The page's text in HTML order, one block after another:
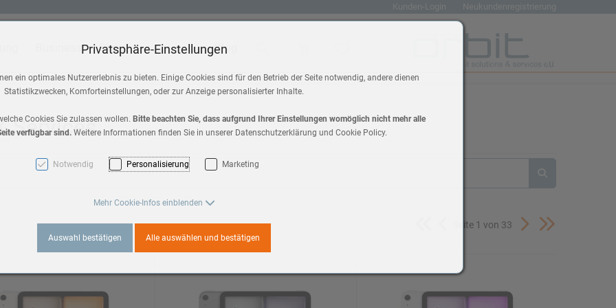
Kunden-Login Neukundenregistrierung
Business Shop
2
Max 2
Blog
Services
Seite 1 von 33
Privatsphäre-Einstellungen
ein optimales Nutzererlebnis zu bieten. Einige Cookies sind für den Betrieb der Seite notwendig, andere dienen
Statistikzwecken, Komforteinstellungen, oder zur Anzeige personalisierter Inhalte.
Cookies Sie zulassen wollen. Bitte beachten Sie, dass aufgrund Ihrer Einstellungen womöglich nicht mehr alle
verfügbar sind. Weitere Informationen finden Sie in unserer Datenschutzerklärung und Cookie Policy.
Notwendig Personalisierung Marketing
Mehr Cookie-Infos einblenden
Auswahl bestätigen Alle auswählen und bestätigen